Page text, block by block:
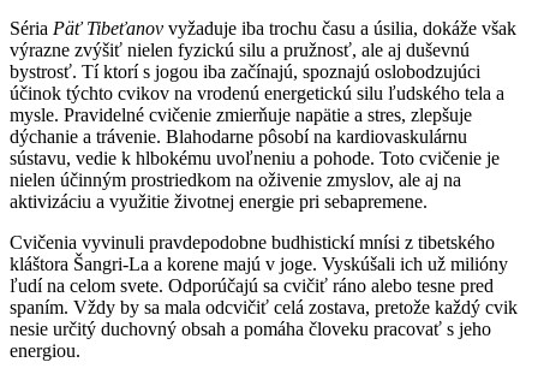
Séria Päť Tibeťanov vyžaduje iba trochu času a úsilia, dokáže však
výrazne zvýšiť nielen fyzickú silu a pružnosť, ale aj duševnú
bystrosť. Tí ktorí s jogou iba začínajú, spoznajú oslobodzujúci
účinok týchto cvikov na vrodenú energetickú silu ľudského tela a
mysle. Pravidelné cvičenie zmierňuje napätie a stres, zlepšuje
dýchanie a trávenie. Blahodarne pôsobí na kardiovaskulárnu
sústavu, vedie k hlbokému uvoľneniu a pohode. Toto cvičenie je
nielen účinným prostriedkom na oživenie zmyslov, ale aj na
aktivizáciu a využitie životnej energie pri sebapremene.
Cvičenia vyvinuli pravdepodobne budhistickí mnísi z tibetského
kláštora Šangri-La a korene majú v joge. Vyskúšali ich už milióny
ľudí na celom svete. Odporúčajú sa cvičiť ráno alebo tesne pred
spaním. Vždy by sa mala odcvičiť celá zostava, pretože každý cvik
nesie určitý duchovný obsah a pomáha človeku pracovať s jeho
energiou.